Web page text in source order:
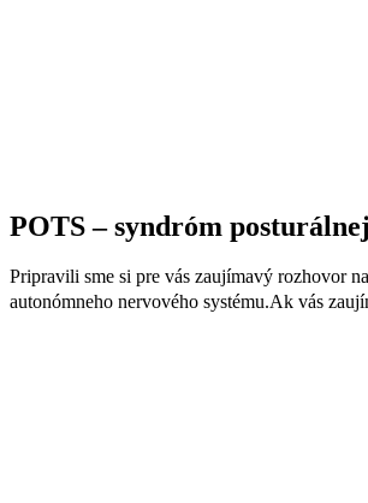
POTS – syndróm
Pripravili sme si pre vás zaujímavý rozhovor
autonómneho nervového systému.Ak vás